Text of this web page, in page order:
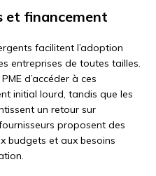
et financement
facilitent l’adoption
entreprises de toutes tailles.
d’accéder à ces
initial lourd, tandis que les
un retour sur
proposent des
budgets et aux besoins